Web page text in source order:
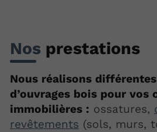
Nos prestations
Nous réalisons
d’ouvrages bois pour vos
immobilières : ossatures,
revêtements (sols, murs,